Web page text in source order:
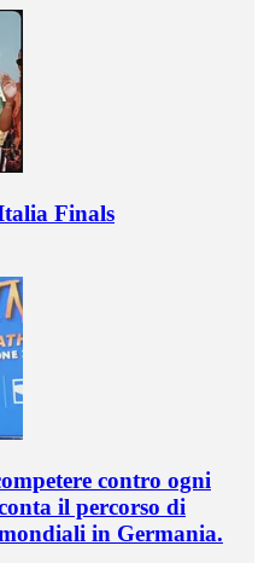
Finals
contro ogni
il percorso di
in Germania.